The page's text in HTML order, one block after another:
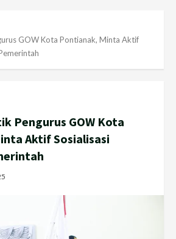
GOW Kota Pontianak, Minta Aktif
Pengurus GOW Kota
Aktif Sosialisasi